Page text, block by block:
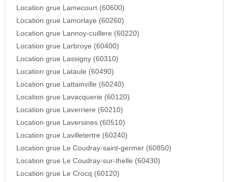
Location grue Lamecourt (60600)
Location grue Lamorlaye (60260)
Location grue Lannoy-cuillere (60220)
Location grue Larbroye (60400)
Location grue Lassigny (60310)
Location grue Lataule (60490)
Location grue Lattainville (60240)
Location grue Lavacquerie (60120)
Location grue Laverriere (60210)
Location grue Laversines (60510)
Location grue Lavilletertre (60240)
Location grue Le Coudray-saint-germer (60850)
Location grue Le Coudray-sur-thelle (60430)
Location grue Le Crocq (60120)